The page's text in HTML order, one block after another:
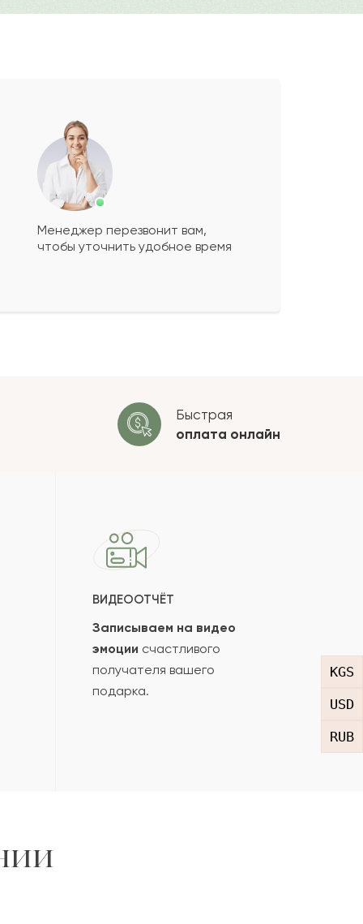
KGS
USD
RUB
будет+?
ОСТАВИТЬ ОТЗЫВ
Менеджер перезвонит вам,
чтобы уточнить удобное время
Быстрая
оплата онлайн
ВИДЕООТЧЁТ
Записываем на видео
эмоции счастливого
получателя вашего
подарка.